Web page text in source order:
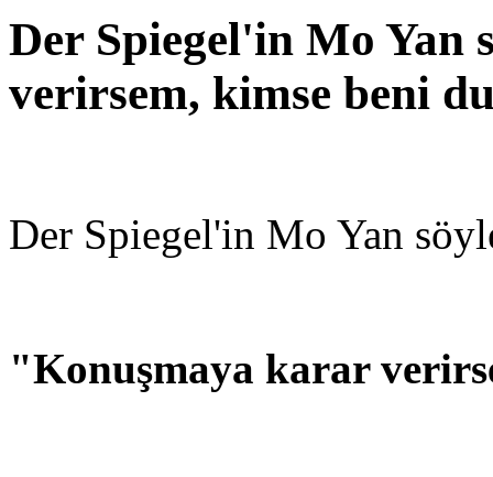
Der Spiegel'in Mo Yan
verirsem, kimse beni
Der Spiegel'in Mo Yan
"Konuşmaya karar